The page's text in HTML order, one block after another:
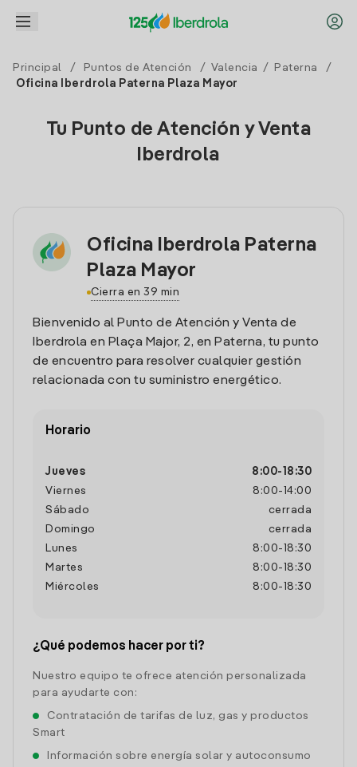
Principal / Puntos de Atención / Valencia / Paterna
/
Oficina Iberdrola Paterna Plaza Mayor
Tu Punto de Atención y Venta
Iberdrola
Oficina Iberdrola Paterna
Plaza Mayor
Cierra en 39 min
Bienvenido al Punto de Atención y Venta de
Iberdrola en Plaça Major, 2, en Paterna, tu punto
de encuentro para resolver cualquier gestión
relacionada con tu suministro energético.
Horario
Jueves 8:00- 18:30
Viernes
8:00- 14:00
Sábado
cerrada
Domingo
cerrada
Lunes
8:00- 18:30
Martes
8:00- 18:30
Miércoles
8:00- 18:30
¿Qué podemos hacer por ti?
Nuestro equipo te ofrece atención personalizada
para ayudarte con:
Contratación de tarifas de luz, gas y productos
Smart
Información sobre energía solar y autoconsumo